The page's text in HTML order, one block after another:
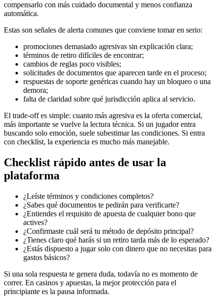
compensarlo con más cuidado documental y menos confianza
automática.
Estas son señales de alerta comunes que conviene tomar en serio:
promociones demasiado agresivas sin explicación clara;
términos de retiro difíciles de encontrar;
cambios de reglas poco visibles;
solicitudes de documentos que aparecen tarde en el proceso;
respuestas de soporte genéricas cuando hay un bloqueo o una
demora;
falta de claridad sobre qué jurisdicción aplica al servicio.
El trade-off es simple: cuanto más agresiva es la oferta comercial,
más importante se vuelve la lectura técnica. Si un jugador entra
buscando solo emoción, suele subestimar las condiciones. Si entra
con checklist, la experiencia es mucho más manejable.
Checklist rápido antes de usar la
plataforma
¿Leíste términos y condiciones completos?
¿Sabes qué documentos te pedirán para verificarte?
¿Entiendes el requisito de apuesta de cualquier bono que
actives?
¿Confirmaste cuál será tu método de depósito principal?
¿Tienes claro qué harás si un retiro tarda más de lo esperado?
¿Estás dispuesto a jugar solo con dinero que no necesitas para
gastos básicos?
Si una sola respuesta te genera duda, todavía no es momento de
correr. En casinos y apuestas, la mejor protección para el
principiante es la pausa informada.